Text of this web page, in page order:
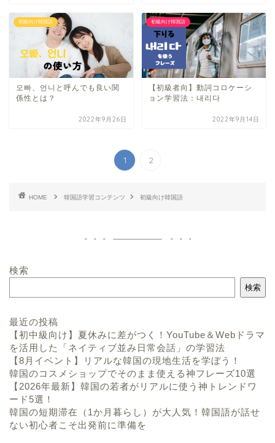
初級向け韓国語
오빠、언니と呼んでも良い関
係性とは？
2022年9月26日
初級向け韓国語
【初級者向】動詞コロケーシ
ョン学習法：내리다
2022年9月14日
1 2
HOME 韓国語学習コンテンツ 初級向け韓国語
検索
検索
最近の投稿
【初中級向け】夏休みに差がつく！YouTube＆Webドラマ
を活用した「ネイティブ並み日常会話」の学習法
【8月イベント】リアルな韓国の現地生活を学ぼう！
韓国のコスメショップでそのまま使える神フレーズ10選
【2026年最新】韓国の若者がリアルに使う神トレンドワ
ード5選！
韓国の短期滞在（1か月暮らし）が大人気！韓国語が話せ
ない初心者こそ出発前に準備を